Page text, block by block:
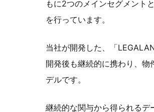
もに2つのメインセグメント
を行っています。
当社が開発した、「
開発後も継続的に携わり、
デルです。
継続的な関与から得られるデ